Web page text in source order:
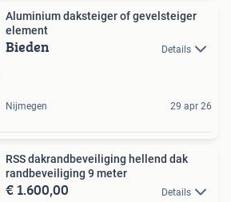
Aluminium daksteiger of gevelsteiger
element
Bieden Details
Nijmegen 29 apr 26
RSS dakrandbeveiliging hellend dak
randbeveiliging 9 meter
€ 1.600,00 Details